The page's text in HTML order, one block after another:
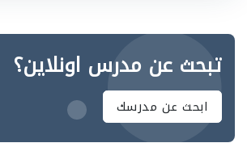
تبحث عن مدرس اونلاين؟
ابحث عن مدرسك